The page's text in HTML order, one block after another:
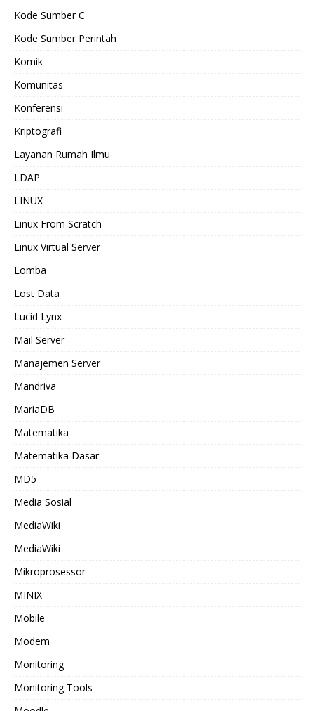
Kode Sumber C
Kode Sumber Perintah
Komik
Komunitas
Konferensi
Kriptografi
Layanan Rumah Ilmu
LDAP
LINUX
Linux From Scratch
Linux Virtual Server
Lomba
Lost Data
Lucid Lynx
Mail Server
Manajemen Server
Mandriva
MariaDB
Matematika
Matematika Dasar
MD5
Media Sosial
MediaWiki
MediaWiki
Mikroprosessor
MINIX
Mobile
Modem
Monitoring
Monitoring Tools